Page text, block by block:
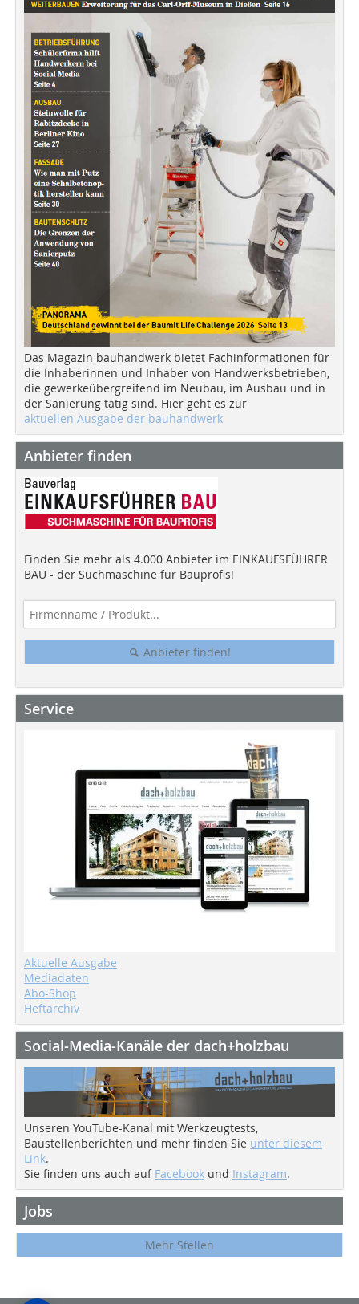
Das Magazin bauhandwerk bietet Fachinformationen für
die Inhaberinnen und Inhaber von Handwerksbetrieben,
die gewerkeübergreifend im Neubau, im Ausbau und in
der Sanierung tätig sind. Hier geht es zur
aktuellen Ausgabe der bauhandwerk
Anbieter finden
Finden Sie mehr als 4.000 Anbieter im EINKAUFSFÜHRER
BAU - der Suchmaschine für Bauprofis!
Anbieter finden!
Service
Aktuelle Ausgabe
Mediadaten
Abo-Shop
Heftarchiv
Social-Media-Kanäle der dach+holzbau
Unseren YouTube-Kanal mit Werkzeugtests,
Baustellenberichten und mehr finden Sie unter diesem
Link.
Sie finden uns auch auf Facebook und Instagram.
Jobs
Mehr Stellen